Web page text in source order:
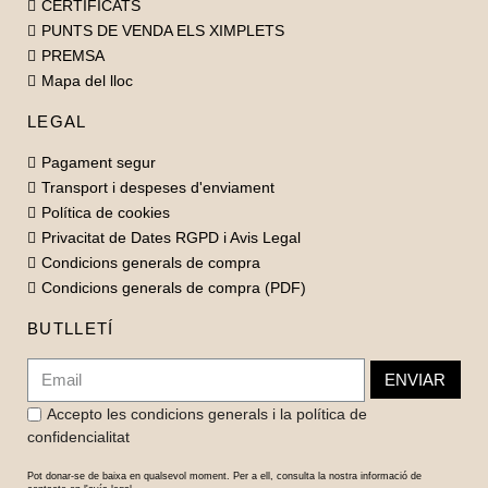
CERTIFICATS
PUNTS DE VENDA ELS XIMPLETS
PREMSA
Mapa del lloc
LEGAL
Pagament segur
Transport i despeses d'enviament
Política de cookies
Privacitat de Dates RGPD i Avis Legal
Condicions generals de compra
Condicions generals de compra (PDF)
BUTLLETÍ
ENVIAR
Accepto les condicions generals i la política de
confidencialitat
Pot donar-se de baixa en qualsevol moment. Per a ell, consulta la nostra informació de